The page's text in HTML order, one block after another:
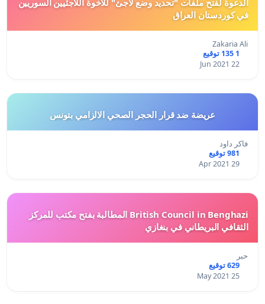
في كوردستان العراق
Zakaria Ali
1 135 توقيع
22 Jun 2021
عريضة ضد قرار الحجر الصحي الالزامي بتونس
فاكر داود
981 توقيع
29 Apr 2021
British Council in Benghazi المطالبة بفتح مكتب للمركز
الثقافي البريطاني في بنغازي
حبر
629 توقيع
25 May 2021